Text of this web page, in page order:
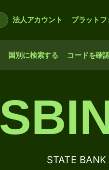
法人アカウント プラット
国別に検索する コードを確
STATE